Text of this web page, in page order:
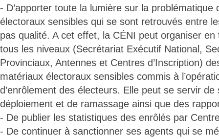
- D’apporter toute la lumière sur la problématique
électoraux sensibles qui se sont retrouvés entre
pas qualité. A cet effet, la CÉNI peut organiser
tous les niveaux (Secrétariat Exécutif National,
Provinciaux, Antennes et Centres d’Inscription)
matériaux électoraux sensibles commis à
d’enrôlement des électeurs. Elle peut se servir de
déploiement et de ramassage ainsi que des
- De publier les statistiques des enrôlés par
- De continuer à sanctionner ses agents qui se